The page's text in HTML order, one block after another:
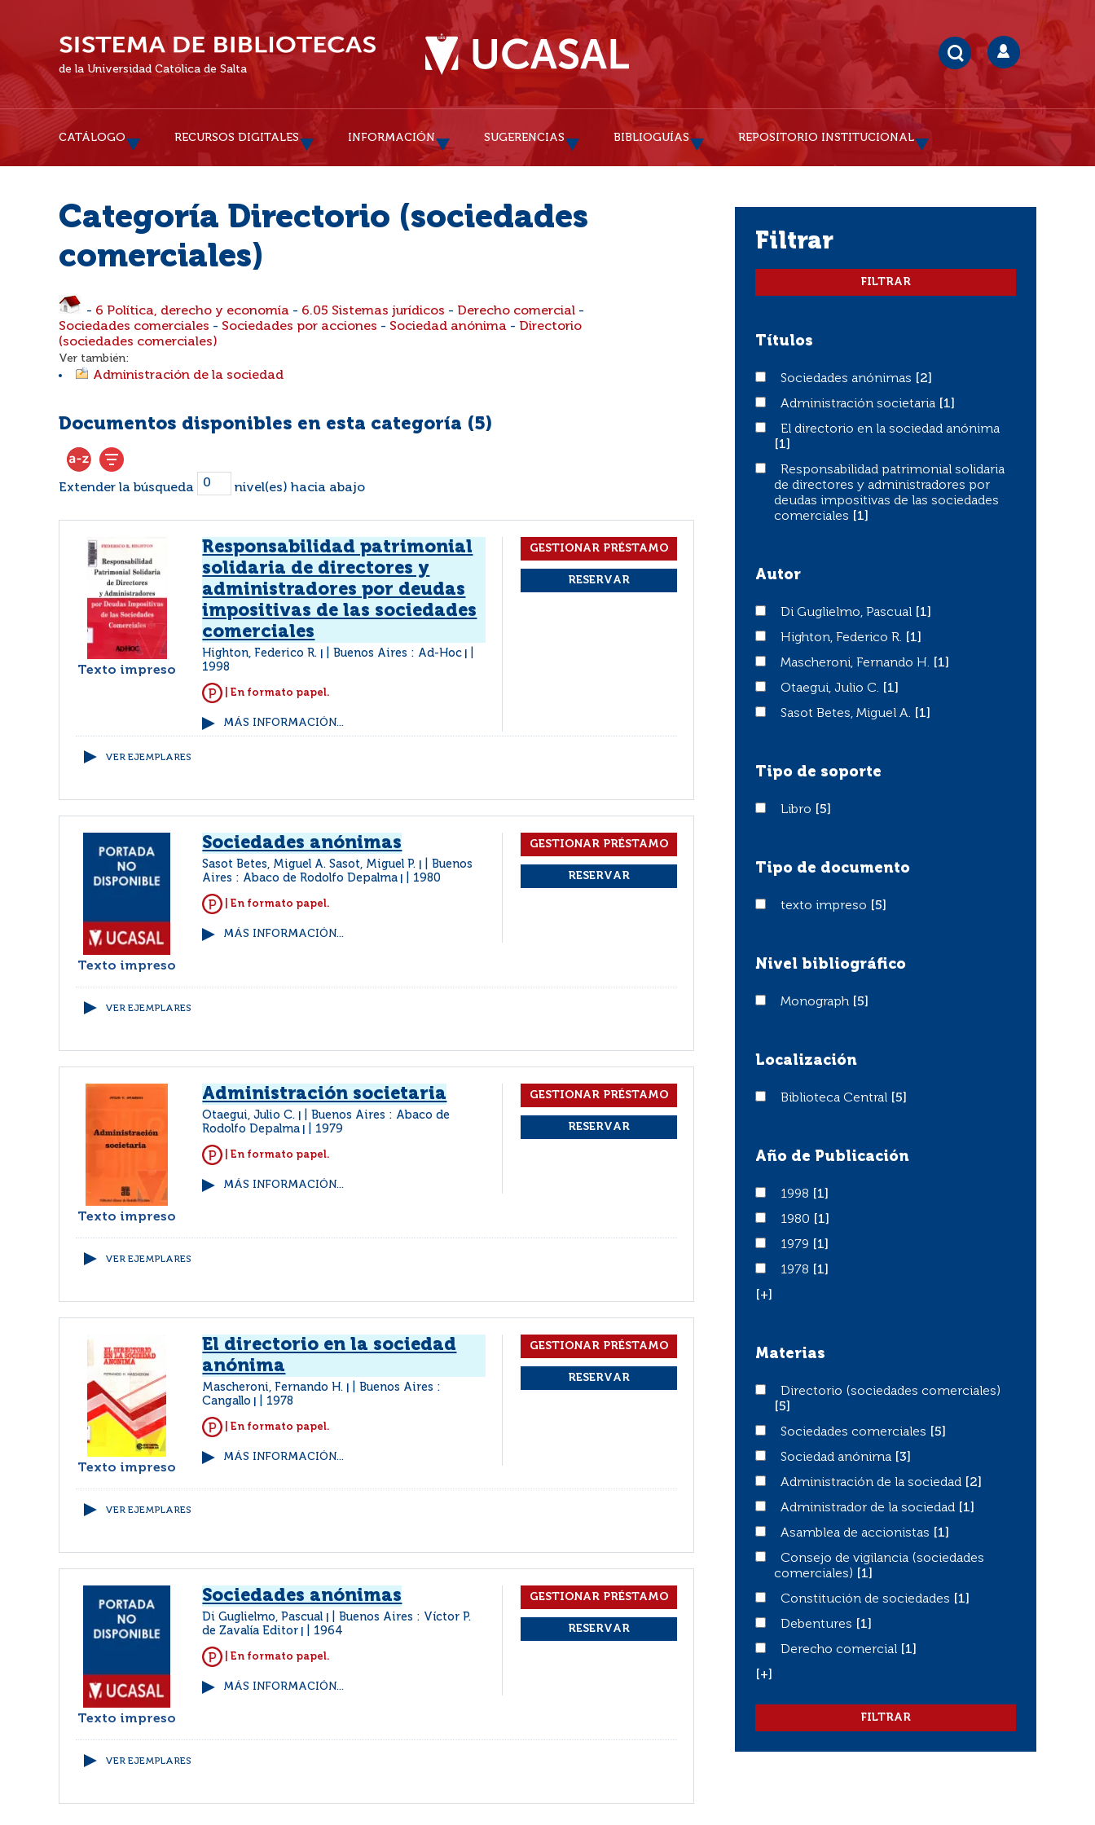
de la Universidad Católica de Salta
CATÁLOGO RECURSOS DIGITALES INFORMACIÓN SUGERENCIAS BIBLIOGUÍAS REPOSITORIO INSTITUCIONAL
Categoría Directorio (sociedades
comerciales)
- 6 Política, derecho y economía - 6.05 Sistemas jurídicos - Derecho comercial -
Sociedades comerciales - Sociedades por acciones - Sociedad anónima - Directorio
(sociedades comerciales)
Ver también:
Administración de la sociedad
Documentos disponibles en esta categoría (5)
Extender la búsqueda nivel(es) hacia abajo
Texto impreso
Responsabilidad patrimonial
solidaria de directores y
administradores por deudas
impositivas de las sociedades
comerciales
Highton, Federico R. Buenos Aires : Ad-Hoc
1998
| En formato papel.
MÁS INFORMACIÓN...
VER EJEMPLARES
Texto impreso
Sociedades anónimas
Sasot Betes, Miguel A. Sasot, Miguel P.
Buenos
Aires : Abaco de Rodolfo Depalma
1980
| En formato papel.
MÁS INFORMACIÓN...
VER EJEMPLARES
Texto impreso
Administración societaria
Otaegui, Julio C.
Buenos Aires : Abaco de
Rodolfo Depalma
1979
| En formato papel.
MÁS INFORMACIÓN...
VER EJEMPLARES
Texto impreso
El directorio en la sociedad
anónima
Mascheroni, Fernando H.
Buenos Aires :
Cangallo
1978
| En formato papel.
MÁS INFORMACIÓN...
VER EJEMPLARES
Texto impreso
Sociedades anónimas
Di Guglielmo, Pascual
Buenos Aires : Víctor P.
de Zavalía Editor
1964
| En formato papel.
MÁS INFORMACIÓN...
VER EJEMPLARES
filtrar
Títulos
Sociedades anónimas
Sociedades anónimas
[2]
Administración societaria
Administración societaria
[1]
El directorio en la sociedad anónima
El directorio en la sociedad anónima
[1]
Responsabilidad patrimonial solidaria de directores y
Responsabilidad patrimonial solidaria
de directores y administradores por
deudas impositivas de las sociedades
comerciales
[1]
Autor
Di Guglielmo, Pascual
Di Guglielmo, Pascual
[1]
Highton, Federico R.
Highton, Federico R.
[1]
Mascheroni, Fernando H.
Mascheroni, Fernando H.
[1]
Otaegui, Julio C.
Otaegui, Julio C.
[1]
Sasot Betes, Miguel A.
Sasot Betes, Miguel A. [1]
Tipo de soporte
LibroLibro [5]
Tipo de documento
texto impreso
texto impreso [5]
Nivel bibliográfico
Monograph
Monograph [5]
Localización
Biblioteca Central
Biblioteca Central [5]
Año de Publicación
19981998
[1]
19801980
[1]
19791979
[1]
19781978
[1]
[+]
Materias
Directorio (sociedades comerciales)
Directorio (sociedades comerciales)
[5]
Sociedades comerciales
Sociedades comerciales
[5]
Sociedad anónima
Sociedad anónima
[3]
Administración de la sociedad
Administración de la sociedad
[2]
Administrador de la sociedad
Administrador de la sociedad
[1]
Asamblea de accionistas
Asamblea de accionistas
[1]
Consejo de vigilancia (sociedades comerciales)
Consejo de vigilancia (sociedades
comerciales)
[1]
Constitución de sociedades
Constitución de sociedades
[1]
Debentures
Debentures
[1]
Derecho comercial
Derecho comercial
[1]
[+]